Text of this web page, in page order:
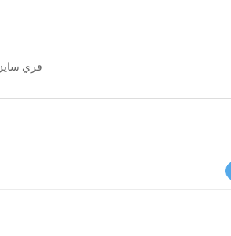
فري سايز